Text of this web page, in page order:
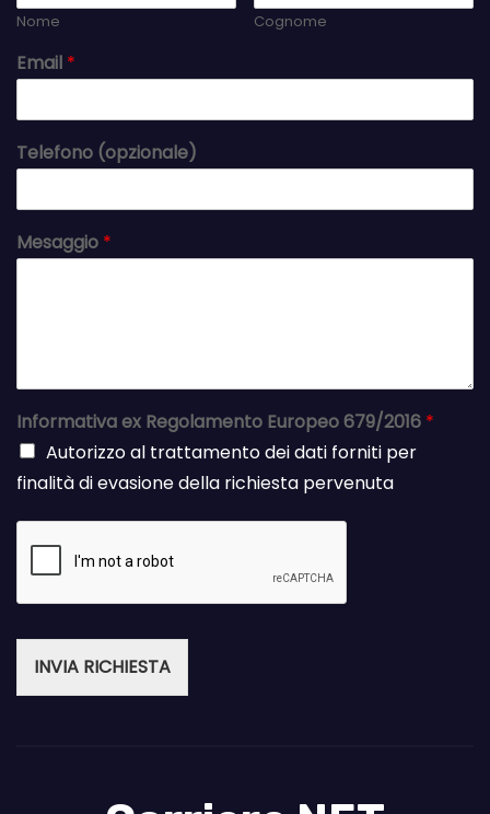
Nome Cognome
Email *
Telefono (opzionale)
Mesaggio *
Informativa ex Regolamento Europeo 679/2016 *
Autorizzo al trattamento dei dati forniti per
finalità di evasione della richiesta pervenuta
INVIA RICHIESTA